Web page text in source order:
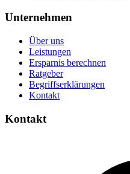
Unternehmen
Über uns
Leistungen
Ersparnis berechnen
Ratgeber
Begriffserklärungen
Kontakt
Kontakt